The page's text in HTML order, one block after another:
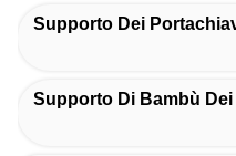
Supporto Dei
Supporto Di Bambù